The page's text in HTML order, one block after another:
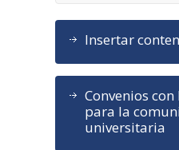
Insertar
Convenios
para la
universitaria